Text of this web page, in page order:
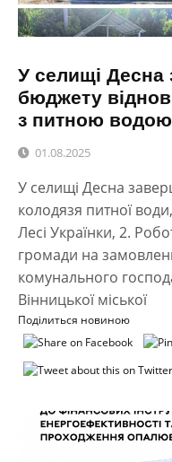
У селищі Десна
бюджету
з питною водою
01.08.2025
У селищі Десна
колодязя питної
Лесі Українки, 2.
громади на
комунального
Вінницької міської
Поділиться новиною